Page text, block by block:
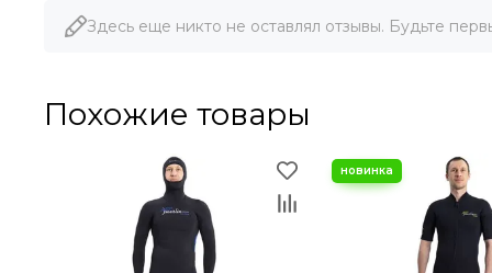
Здесь еще никто не оставлял отзывы. Будьте
Похожие товары